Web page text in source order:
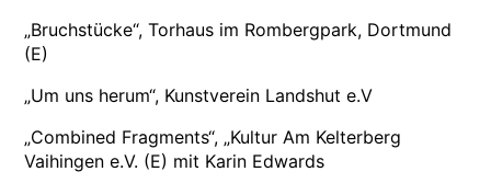
„Bruchstücke“, Torhaus im Rombergpark, Dortmund
(E)
„Um uns herum“, Kunstverein Landshut e.V
„Combined Fragments“, „Kultur Am Kelterberg
Vaihingen e.V. (E) mit Karin Edwards